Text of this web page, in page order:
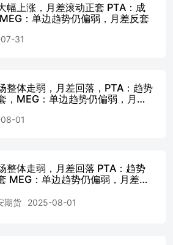
大化70万吨PX装置检修计划亦未兑现，
万吨及2#150万吨PX装置恢复近满负荷运
浙石化装置检修时间公布及盛虹重整装置
力惠州250万吨重启，未来福海创450万吨
月份关注独山能源PTA新装置投产进度。
划10月中旬检修，10-11月份恒力大连装置
：单边趋势或仍偏弱，11-01正套持有，1-5
道。这也限制了PX加工费扩张空间。叠
弱，PTA估值仍偏弱。本周PTA负荷76.8%
吨装置可能重启。10月份关注独山能源
幅上涨，月差滚动正套 PTA：成
：单边趋势仍偏弱，月差反套
31
整体走弱，月差回落，PTA：趋势
，MEG：单边趋势仍偏弱，月差
01
整体走弱，月差回落 PTA：趋势
MEG：单边趋势仍偏弱，月差反
期货 2025-08-01